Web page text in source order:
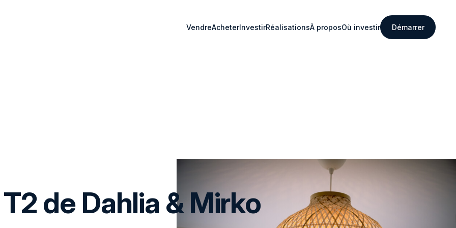
VendreAcheterInvestirRéalisationsÀ proposOù investir Démarrer
de Dahlia & Mirko